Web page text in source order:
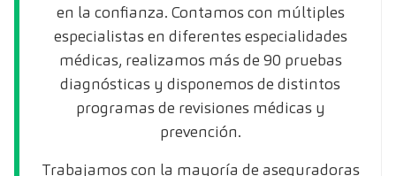
en la confianza. Contamos con múltiples
especialistas en diferentes especialidades
médicas, realizamos más de 90 pruebas
diagnósticas y disponemos de distintos
programas de revisiones médicas y
prevención.
Trabajamos con la mayoría de aseguradoras